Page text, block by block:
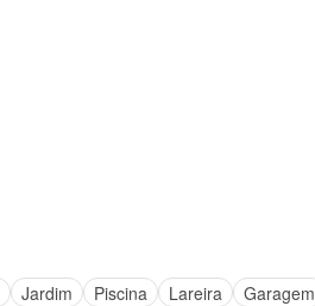
Jardim Piscina Lareira
Garagem